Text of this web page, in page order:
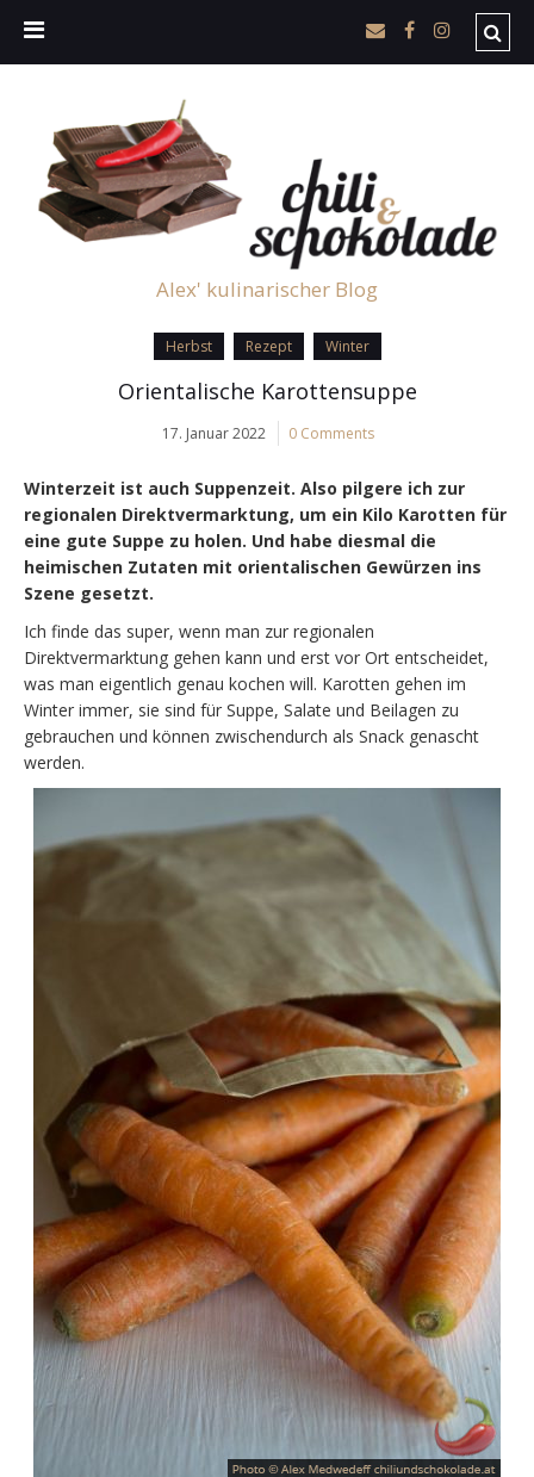
Alex' kulinarischer Blog
Herbst Rezept Winter
Orientalische Karottensuppe
17. Januar 2022 0 Comments
Winterzeit ist auch Suppenzeit. Also pilgere ich zur
regionalen Direktvermarktung, um ein Kilo Karotten für
eine gute Suppe zu holen. Und habe diesmal die
heimischen Zutaten mit orientalischen Gewürzen ins
Szene gesetzt.
Ich finde das super, wenn man zur regionalen
Direktvermarktung gehen kann und erst vor Ort entscheidet,
was man eigentlich genau kochen will. Karotten gehen im
Winter immer, sie sind für Suppe, Salate und Beilagen zu
gebrauchen und können zwischendurch als Snack genascht
werden.